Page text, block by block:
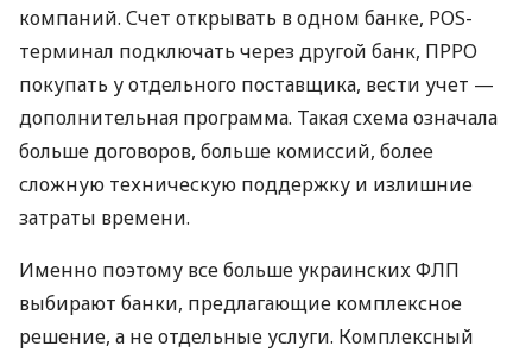
компаний. Счет открывать в одном банке, POS-
терминал подключать через другой банк, ПРРО
покупать у отдельного поставщика, вести учет —
дополнительная программа. Такая схема означала
больше договоров, больше комиссий, более
сложную техническую поддержку и излишние
затраты времени.
Именно поэтому все больше украинских ФЛП
выбирают банки, предлагающие комплексное
решение, а не отдельные услуги. Комплексный